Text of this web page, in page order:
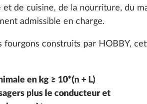
de cuisine, de la nourriture, du
admissible en charge.
fourgons construits par HOBBY,
en kg ≥ 10*(n + L)
plus le conducteur et